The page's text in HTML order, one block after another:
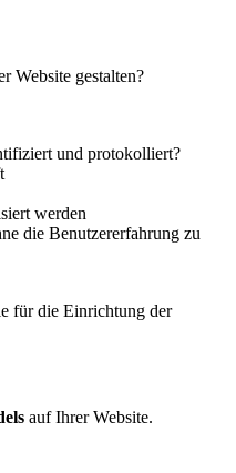
Website gestalten?
und protokolliert?
werden
die Benutzererfahrung zu
für die Einrichtung der
auf Ihrer Website.